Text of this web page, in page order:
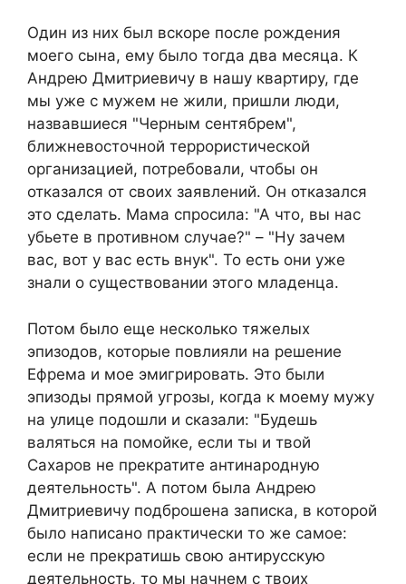
Один из них был вскоре после рождения
моего сына, ему было тогда два месяца. К
Андрею Дмитриевичу в нашу квартиру, где
мы уже с мужем не жили, пришли люди,
назвавшиеся "Черным сентябрем",
ближневосточной террористической
организацией, потребовали, чтобы он
отказался от своих заявлений. Он отказался
это сделать. Мама спросила: "А что, вы нас
убьете в противном случае?" – "Ну зачем
вас, вот у вас есть внук". То есть они уже
знали о существовании этого младенца.
Потом было еще несколько тяжелых
эпизодов, которые повлияли на решение
Ефрема и мое эмигрировать. Это были
эпизоды прямой угрозы, когда к моему мужу
на улице подошли и сказали: "Будешь
валяться на помойке, если ты и твой
Сахаров не прекратите антинародную
деятельность". А потом была Андрею
Дмитриевичу подброшена записка, в которой
было написано практически то же самое:
если не прекратишь свою антирусскую
деятельность, то мы начнем с твоих